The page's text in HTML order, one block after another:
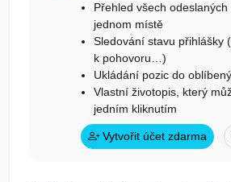
Přehled všech
jednom místě
Sledování stavu přihlášky
k pohovoru…)
Ukládání pozic do
Vlastní životopis, který
jedním kliknutím
Vytvořit účet zdarma